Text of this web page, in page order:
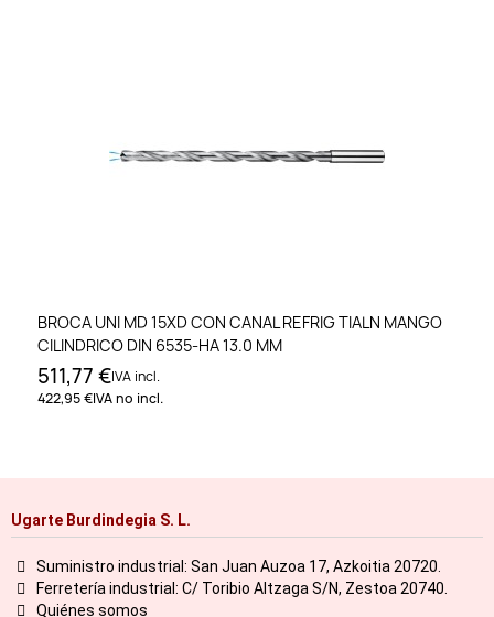
BROCA UNI MD 15XD CON CANAL REFRIG TIALN MANGO
CILINDRICO DIN 6535-HA 13.0 MM
511,77 €IVA incl.
422,95 €IVA no incl.
Ugarte Burdindegia S. L.
Suministro industrial: San Juan Auzoa 17, Azkoitia 20720.
Ferretería industrial: C/ Toribio Altzaga S/N, Zestoa 20740.
Quiénes somos